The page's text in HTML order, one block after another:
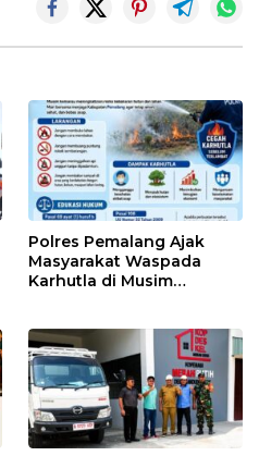
Polres Pemalang Ajak
Masyarakat Waspada
Karhutla di Musim